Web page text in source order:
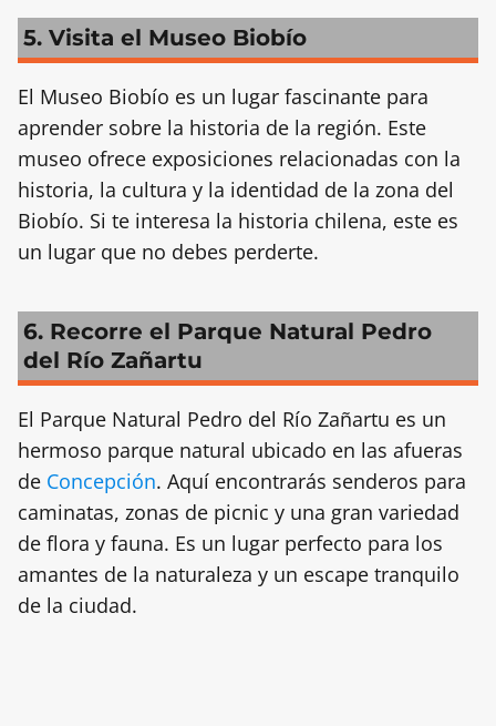
5. Visita el Museo Biobío
El Museo Biobío es un lugar fascinante para
aprender sobre la historia de la región. Este
museo ofrece exposiciones relacionadas con la
historia, la cultura y la identidad de la zona del
Biobío. Si te interesa la historia chilena, este es
un lugar que no debes perderte.
6. Recorre el Parque Natural Pedro
del Río Zañartu
El Parque Natural Pedro del Río Zañartu es un
hermoso parque natural ubicado en las afueras
de Concepción. Aquí encontrarás senderos para
caminatas, zonas de picnic y una gran variedad
de flora y fauna. Es un lugar perfecto para los
amantes de la naturaleza y un escape tranquilo
de la ciudad.